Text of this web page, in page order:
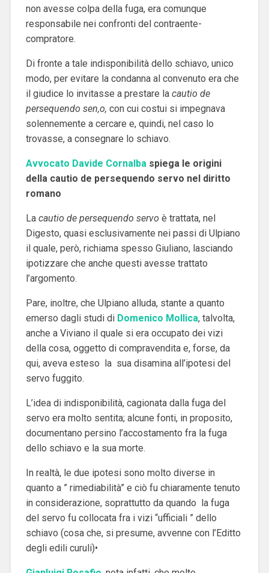
non avesse colpa della fuga, era comunque
responsabile nei confronti del contraente-
compratore.
Di fronte a tale indisponibilità dello schiavo, unico
modo, per evitare la condanna al convenuto era che
il giudice lo invitasse a prestare la cautio de
persequendo sen,o, con cui costui si impegnava
solennemente a cercare e, quindi, nel caso lo
trovasse, a consegnare lo schiavo.
Avvocato Davide Cornalba spiega le origini
della cautio de persequendo servo nel diritto
romano
La cautio de persequendo servo è trattata, nel
Digesto, quasi esclusivamente nei passi di Ulpiano
il quale, però, richiama spesso Giuliano, lasciando
ipotizzare che anche questi avesse trattato
l’argomento.
Pare, inoltre, che Ulpiano alluda, stante a quanto
emerso dagli studi di Domenico Mollica, talvolta,
anche a Viviano il quale si era occupato dei vizi
della cosa, oggetto di compravendita e, forse, da
qui, aveva esteso la sua disamina all’ipotesi del
servo fuggito.
L’idea di indisponibilità, cagionata dalla fuga del
servo era molto sentita; alcune fonti, in proposito,
documentano persino l’accostamento fra la fuga
dello schiavo e la sua morte.
In realtà, le due ipotesi sono molto diverse in
quanto a ” rimediabilità” e ciò fu chiaramente tenuto
in considerazione, soprattutto da quando la fuga
del servo fu collocata fra i vizi “ufficiali ” dello
schiavo (cosa che, si presume, avvenne con l’Editto
degli edili curuli)•